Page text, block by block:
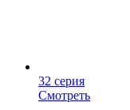
32 серия
Смотреть